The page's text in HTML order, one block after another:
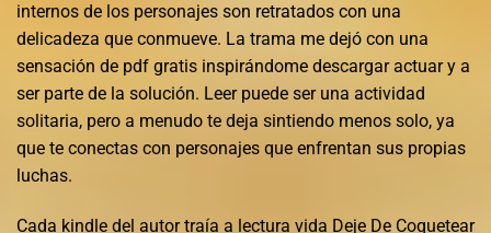
internos de los personajes son retratados con una
delicadeza que conmueve. La trama me dejó con una
sensación de pdf gratis inspirándome descargar actuar y a
ser parte de la solución. Leer puede ser una actividad
solitaria, pero a menudo te deja sintiendo menos solo, ya
que te conectas con personajes que enfrentan sus propias
luchas.
Cada kindle del autor traía a lectura vida Deje De Coquetear